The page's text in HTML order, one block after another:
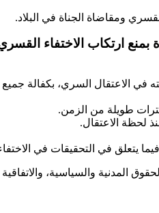
ومقاضاة الجناة في البلاد.
بمنع ارتكاب الاختفاء
الاعتقال السري، بكفالة جميع
طويلة من الزمن.
لحظة الاعتقال.
يتعلق في التحقيقات في
المدنية والسياسية،